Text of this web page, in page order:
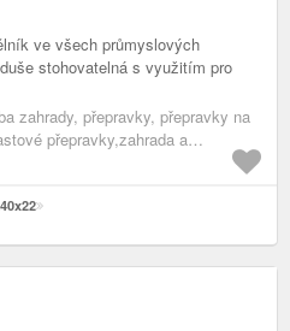
ve všech průmyslových
stohovatelná s využitím pro
zahrady, přepravky, přepravky na
přepravky,zahrada a
pomocníci do